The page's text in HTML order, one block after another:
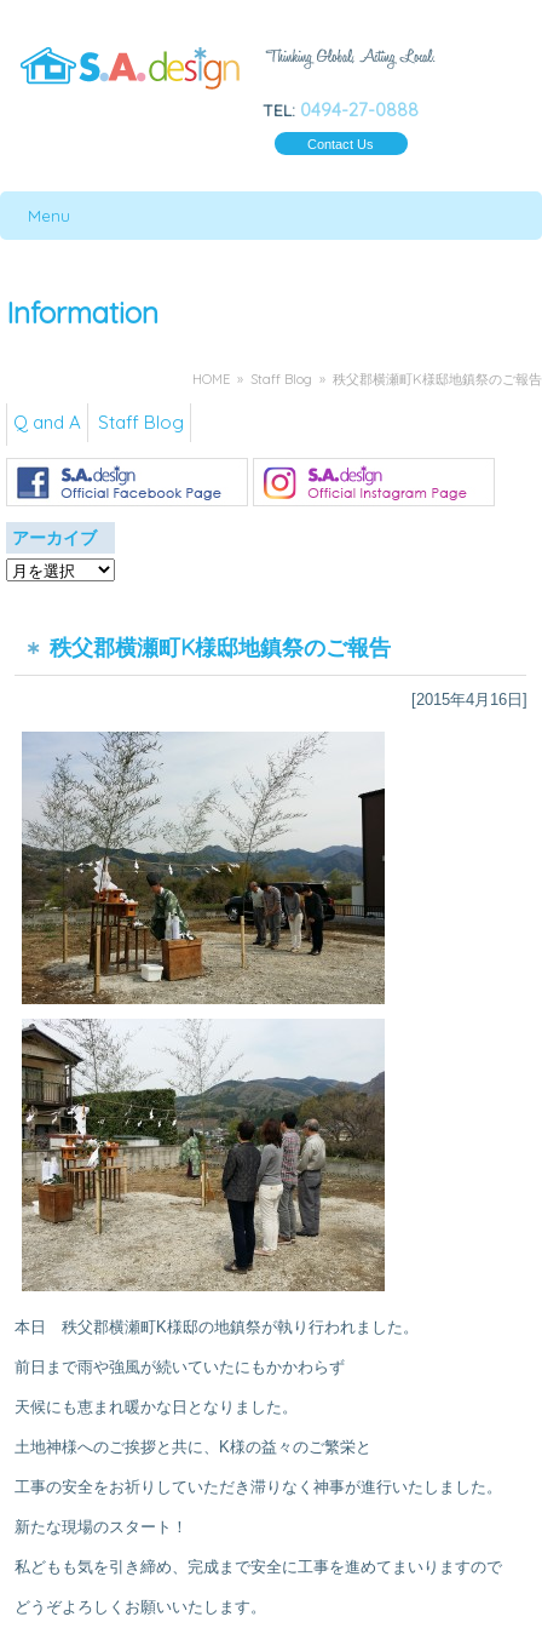
TEL: 0494-27-0888
Contact Us
Menu
Information
HOME » Staff Blog » 秩父郡横瀬町K様邸地鎮祭のご報告
Q and A Staff Blog
アーカイブ
ア
秩父郡横瀬町K様邸地鎮祭のご報告
[2015年4月16日]
本日 秩父郡横瀬町K様邸の地鎮祭が執り行われました。
前日まで雨や強風が続いていたにもかかわらず
天候にも恵まれ暖かな日となりました。
土地神様へのご挨拶と共に、K様の益々のご繁栄と
工事の安全をお祈りしていただき滞りなく神事が進行いたしました。
新たな現場のスタート！
私どもも気を引き締め、完成まで安全に工事を進めてまいりますので
どうぞよろしくお願いいたします。